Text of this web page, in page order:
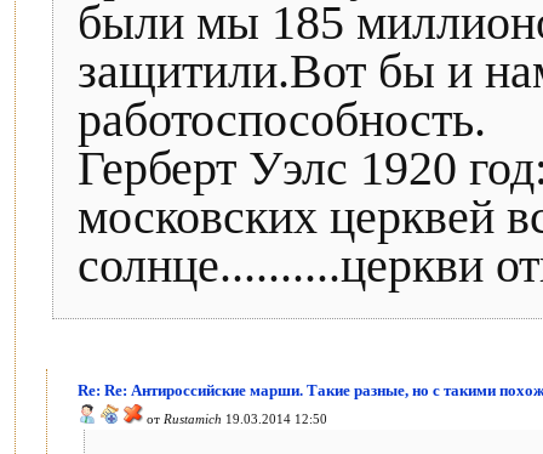
были мы 185
защитили.Вот бы и
работоспособность.
Герберт Уэлс 1920
московских церквей
солнце..........церкви
Re: Re: Антироссийские марши. Такие разные, но с такими
от Rustamich 19.03.2014 12:50